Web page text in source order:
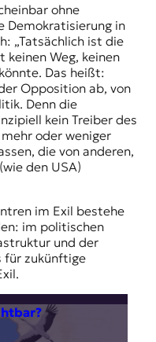
ohne
Demokratisierung in
„Tatsächlich ist die
keinen Weg, keinen
Das heißt:
Opposition ab, von
Denn die
kein Treiber des
oder weniger
die von anderen,
den USA)
im Exil bestehe
im politischen
und der
für zukünftige